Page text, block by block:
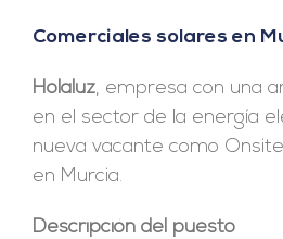
Comerciales solares en
Holaluz, empresa con una
en el sector de la energía
nueva vacante como
en Murcia.
Descripción del puesto